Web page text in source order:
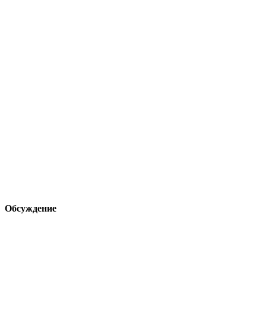
Обсуждение